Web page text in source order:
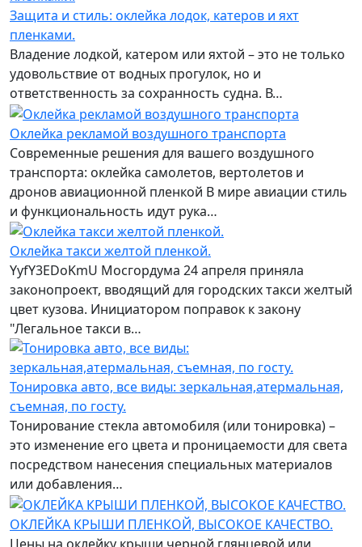
Защита и стиль: оклейка лодок, катеров и яхт
пленками.
Владение лодкой, катером или яхтой – это не только
удовольствие от водных прогулок, но и
ответственность за сохранность судна. В…
Оклейка рекламой воздушного транспорта
Современные решения для вашего воздушного
транспорта: оклейка самолетов, вертолетов и
дронов авиационной пленкой В мире авиации стиль
и функциональность идут рука…
Оклейка такси желтой пленкой.
YyfY3EDoKmU Мосгордума 24 апреля приняла
законопроект, вводящий для городских такси желтый
цвет кузова. Инициатором поправок к закону
"Легальное такси в…
Тонировка авто, все виды: зеркальная,атермальная,
съемная, по госту.
Тонирование стекла автомобиля (или тонировка) –
это изменение его цвета и проницаемости для света
посредством нанесения специальных материалов
или добавления…
ОКЛЕЙКА КРЫШИ ПЛЕНКОЙ, ВЫСОКОЕ КАЧЕСТВО.